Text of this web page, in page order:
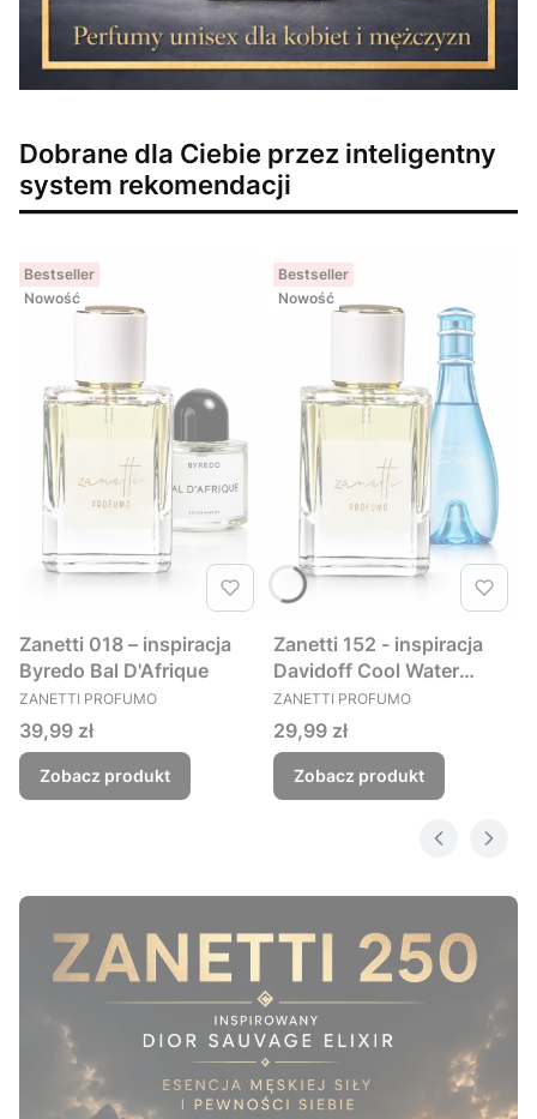
Dobrane dla Ciebie przez inteligentny
system rekomendacji
Bestseller
Nowość
Zanetti 018 – inspiracja
Byredo Bal D'Afrique
PRODUCENT
ZANETTI PROFUMO
Cena
39,99 zł
Zobacz produkt
Bestseller
Nowość
Zanetti 152 - inspiracja
Davidoff Cool Water
Woman perfumy damskie
kwiatowo - wodne
PRODUCENT
ZANETTI PROFUMO
Cena
29,99 zł
Zobacz produkt